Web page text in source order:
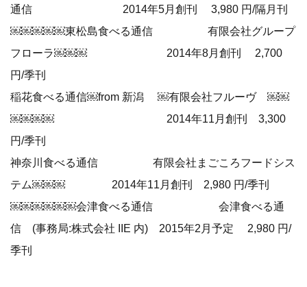
通信 2014年5月創刊 3,980 円/隔月刊
￼￼￼￼￼東松島食べる通信 有限会社グループ
フローラ￼￼￼ 2014年8月創刊 2,700
円/季刊
稲花食べる通信￼from 新潟 ￼有限会社フルーヴ ￼￼
￼￼￼￼ 2014年11月創刊 3,300
円/季刊
神奈川食べる通信 有限会社まごころフードシス
テム￼￼￼ 2014年11月創刊 2,980 円/季刊
￼￼￼￼￼￼会津食べる通信 会津食べる通
信 (事務局:株式会社 IIE 内) 2015年2月予定 2,980 円/
季刊